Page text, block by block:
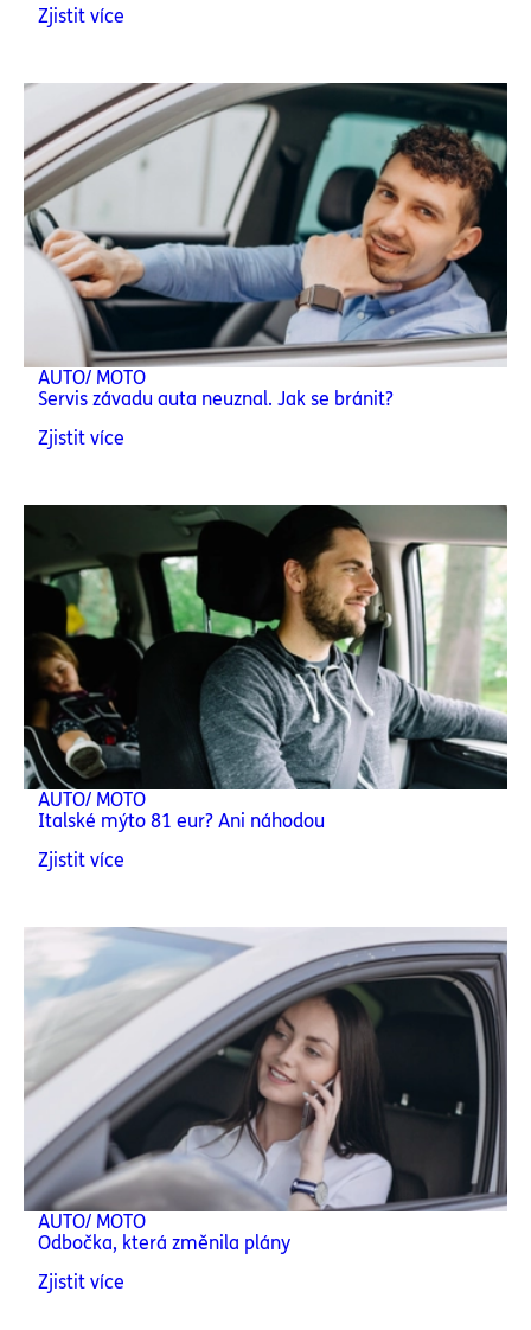
Zjistit více
AUTO/ MOTO
Servis závadu auta neuznal. Jak se bránit?
Zjistit více
AUTO/ MOTO
Italské mýto 81 eur? Ani náhodou
Zjistit více
AUTO/ MOTO
Odbočka, která změnila plány
Zjistit více